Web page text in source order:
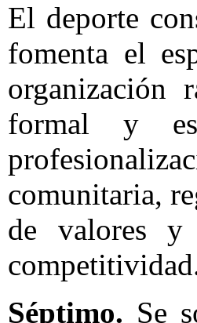
El deporte
fomenta el
organización
formal y es
comunitaria,
de valores
Séptimo. Se